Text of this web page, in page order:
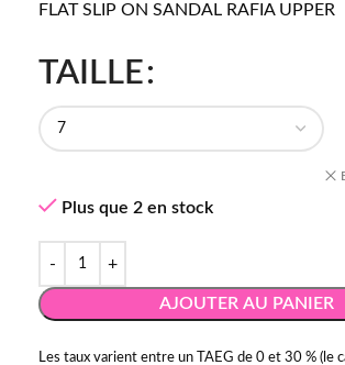
FLAT SLIP ON SANDAL RAFIA UPPER
TAILLE
Plus que 2 en stock
AJOUTER AU PANIER
Les taux varient entre un TAEG de 0 et 30 % (le